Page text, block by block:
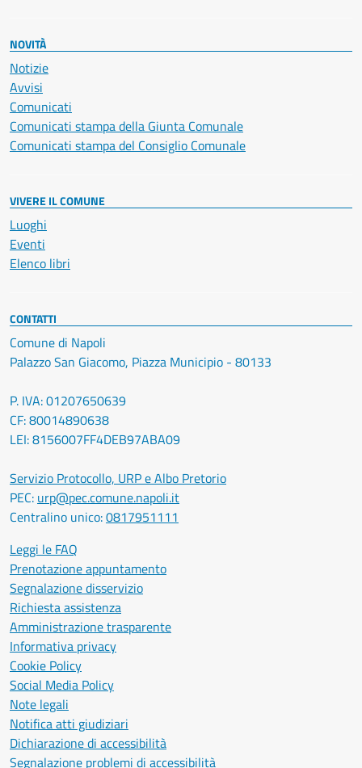
NOVITÀ
Notizie
Avvisi
Comunicati
Comunicati stampa della Giunta Comunale
Comunicati stampa del Consiglio Comunale
VIVERE IL COMUNE
Luoghi
Eventi
Elenco libri
CONTATTI
Comune di Napoli
Palazzo San Giacomo, Piazza Municipio - 80133
P. IVA: 01207650639
CF: 80014890638
LEI: 8156007FF4DEB97ABA09
Servizio Protocollo, URP e Albo Pretorio
PEC: urp@pec.comune.napoli.it
Centralino unico:0817951111
Leggi le FAQ
Prenotazione appuntamento
Segnalazione disservizio
Richiesta assistenza
Amministrazione trasparente
Informativa privacy
Cookie Policy
Social Media Policy
Note legali
Notifica atti giudiziari
Dichiarazione di accessibilità
Segnalazione problemi di accessibilità